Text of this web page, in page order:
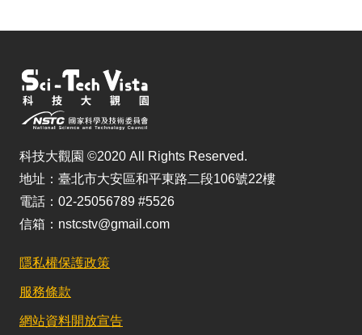
科技大觀園 ©2020 All Rights Reserved.
地址：臺北市大安區和平東路二段106號22樓
電話：02-25056789 #5526
信箱：nstcstv@gmail.com
隱私權保護政策
服務條款
網站資料開放宣告